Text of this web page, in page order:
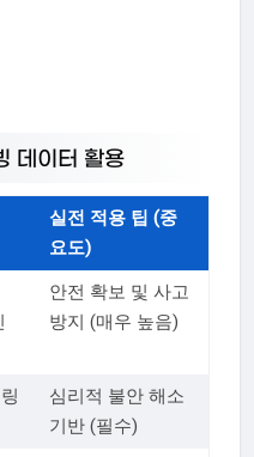
데이터 활용
실전 적용 팁 (중
요도)
안전 확보 및 사고
방지 (매우 높음)
심리적 불안 해소
기반 (필수)